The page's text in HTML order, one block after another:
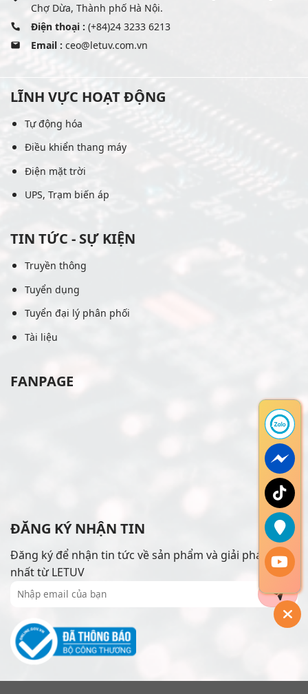
Chợ Dừa, Thành phố Hà Nội.
Điện thoại : (+84)24 3233 6213
Email : ceo@letuv.com.vn
LĨNH VỰC HOẠT ĐỘNG
Tự động hóa
Điều khiển thang máy
Điện mặt trời
UPS, Trạm biến áp
TIN TỨC - SỰ KIỆN
Truyền thông
Tuyển dụng
Tuyển đại lý phân phối
Tài liệu
FANPAGE
ĐĂNG KÝ NHẬN TIN
Đăng ký để nhận tin tức về sản phẩm và giải pháp mới
nhất từ LETUV